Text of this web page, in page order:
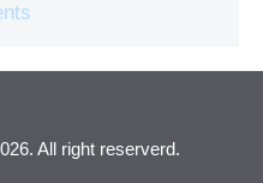
All right reserverd.